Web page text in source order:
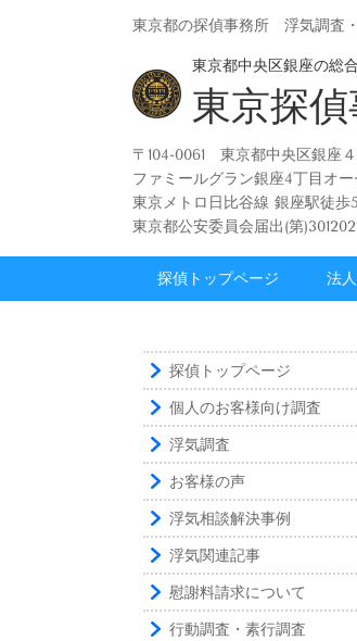
東京都の探偵事務所 浮気調査
東京都中央区銀座の総
東京探
〒104-0061 東京都中央区銀座
ファミールグラン銀座4丁目オ
東京メトロ日比谷線 銀座駅徒
東京都公安委員会届出(第
探偵トップページ 法
探偵トップページ
個人のお客様向け調査
浮気調査
お客様の声
浮気相談解決事例
浮気関連記事
慰謝料請求について
行動調査・素行調査